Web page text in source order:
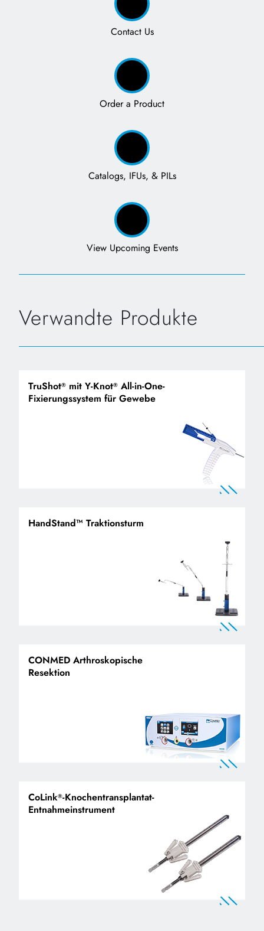
Contact Us
Order a Product
Catalogs, IFUs, & PILs
View Upcoming Events
Verwandte Produkte
TruShot® mit Y-Knot® All-in-One-
Fixierungssystem für Gewebe
HandStand™ Traktionsturm
CONMED Arthroskopische
Resektion
CoLink®-Knochentransplantat-
Entnahmeinstrument